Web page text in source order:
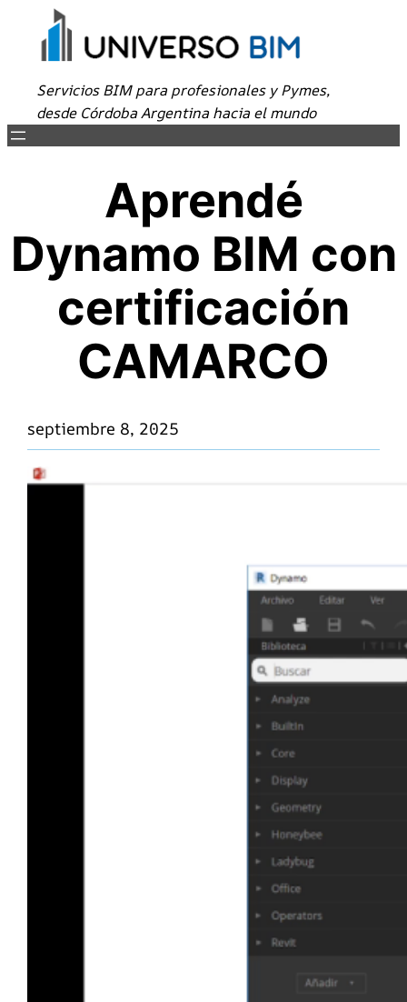
Servicios BIM para profesionales y Pymes,
desde Córdoba Argentina hacia el mundo
Aprendé
Dynamo BIM con
certificación
CAMARCO
septiembre 8, 2025